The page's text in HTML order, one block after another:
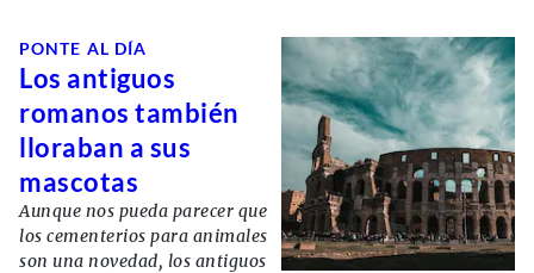
PONTE AL DÍA
Los antiguos
romanos también
lloraban a sus
mascotas
Aunque nos pueda parecer que
los cementerios para animales
son una novedad, los antiguos